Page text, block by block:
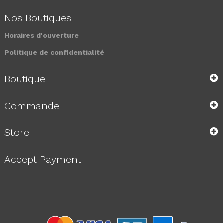
Nos Boutiques
Horaires d'ouverture
Politique de confidentialité
Boutique
Commande
Store
Accept Payment